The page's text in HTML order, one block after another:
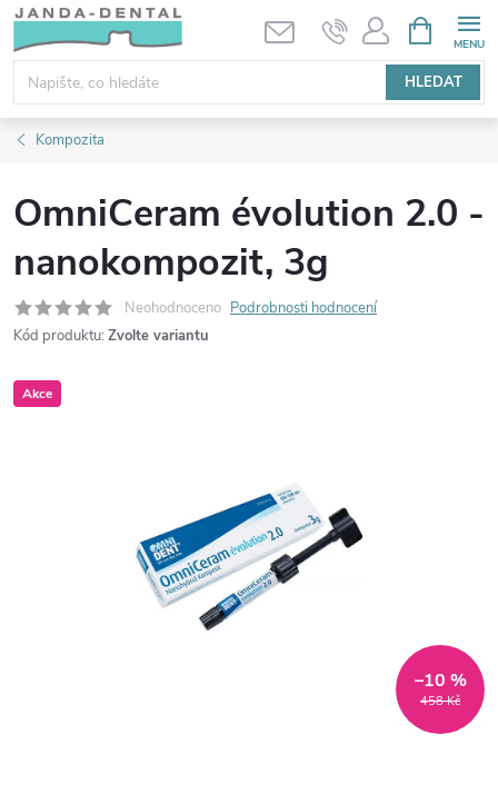
Přejít
obsah
HLEDAT
NÁKUPNÍ
KOŠÍK
Kompozita
OmniCeram évolution 2.0 -
nanokompozit, 3g
Neohodnoceno Podrobnosti hodnocení
Kód produktu: Zvolte variantu
Akce
458 Kč
–10 %